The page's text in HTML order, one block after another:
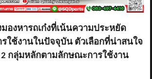
งหารถเก๋งที่เน้นความประหยัด
ใช้งานในปัจจุบัน ตัวเลือกที่น่าสนใจ
2 กลุ่มหลักตามลักษณะการใช้งาน